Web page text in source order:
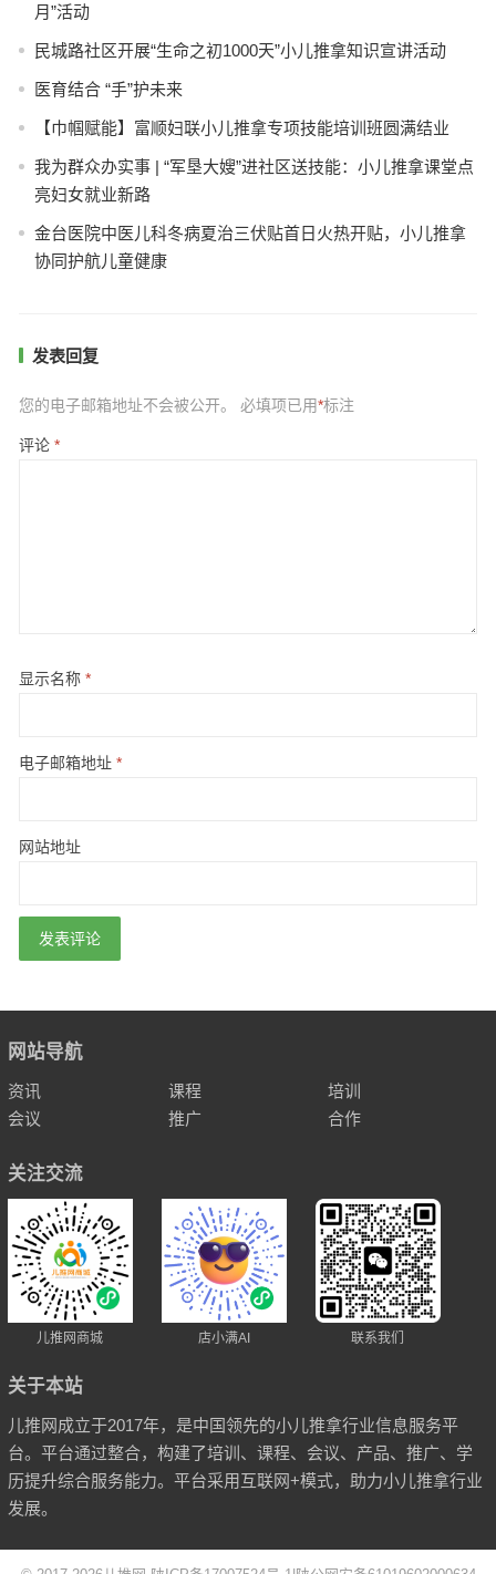
月”活动
民城路社区开展“生命之初1000天”小儿推拿知识宣讲活动
医育结合 “手”护未来
【巾帼赋能】富顺妇联小儿推拿专项技能培训班圆满结业
我为群众办实事 | “军垦大嫂”进社区送技能：小儿推拿课堂点
亮妇女就业新路
金台医院中医儿科冬病夏治三伏贴首日火热开贴，小儿推拿
协同护航儿童健康
发表回复
您的电子邮箱地址不会被公开。 必填项已用*标注
评论 *
显示名称 *
电子邮箱地址 *
网站地址
网站导航
资讯 课程
培训
会议
推广 合作
关注交流
儿推网商城 店小满AI 联系我们
关于本站
儿推网成立于2017年，是中国领先的小儿推拿行业信息服务平
台。平台通过整合，构建了培训、课程、会议、产品、推广、学
历提升综合服务能力。平台采用互联网+模式，助力小儿推拿行业
发展。